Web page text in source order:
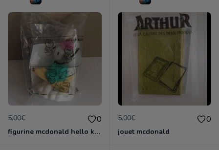
5.00€ 0
figurine mcdonald hello kitty
5.00€ 0
jouet mcdonald